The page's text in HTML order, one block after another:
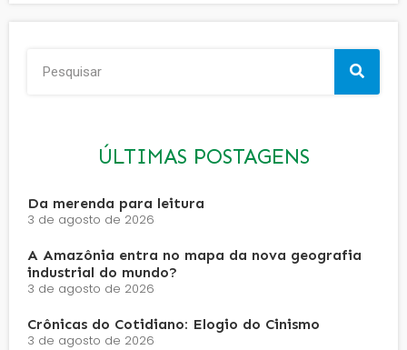
ÚLTIMAS POSTAGENS
Da merenda para leitura
3 de agosto de 2026
A Amazônia entra no mapa da nova geografia
industrial do mundo?
3 de agosto de 2026
Crônicas do Cotidiano: Elogio do Cinismo
3 de agosto de 2026